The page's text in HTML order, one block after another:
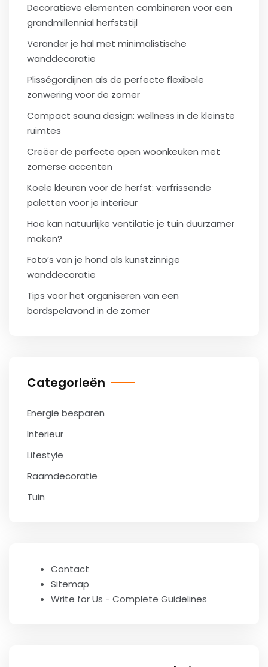
Decoratieve elementen combineren voor een
grandmillennial herfststijl
Verander je hal met minimalistische
wanddecoratie
Plisségordijnen als de perfecte flexibele
zonwering voor de zomer
Compact sauna design: wellness in de kleinste
ruimtes
Creëer de perfecte open woonkeuken met
zomerse accenten
Koele kleuren voor de herfst: verfrissende
paletten voor je interieur
Hoe kan natuurlijke ventilatie je tuin duurzamer
maken?
Foto’s van je hond als kunstzinnige
wanddecoratie
Tips voor het organiseren van een
bordspelavond in de zomer
Categorieën
Energie besparen
Interieur
Lifestyle
Raamdecoratie
Tuin
Contact
Sitemap
Write for Us - Complete Guidelines